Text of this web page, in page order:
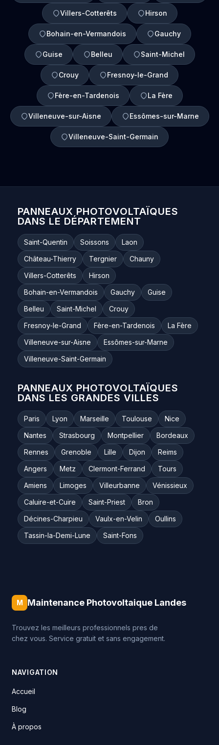
Villers-Cotterêts Hirson
Bohain-en-Vermandois Gauchy
Guise Belleu Saint-Michel
Crouy Fresnoy-le-Grand
Fère-en-Tardenois La Fère
Villeneuve-sur-Aisne Essômes-sur-Marne
Villeneuve-Saint-Germain
PANNEAUX PHOTOVOLTAÏQUES
DANS LE DÉPARTEMENT
Saint-Quentin Soissons
Laon
Château-Thierry
Tergnier
Chauny
Villers-Cotterêts
Hirson
Bohain-en-Vermandois
Gauchy
Guise
Belleu
Saint-Michel
Crouy
Fresnoy-le-Grand
Fère-en-Tardenois
La Fère
Villeneuve-sur-Aisne
Essômes-sur-Marne
Villeneuve-Saint-Germain
PANNEAUX PHOTOVOLTAÏQUES
DANS LES GRANDES VILLES
Paris Lyon Marseille Toulouse
Nice
Nantes
Strasbourg Montpellier
Bordeaux
Rennes
Grenoble Lille Dijon
Reims
Angers
Metz Clermont-Ferrand
Tours
Amiens
Limoges Villeurbanne
Vénissieux
Caluire-et-Cuire
Saint-Priest
Bron
Décines-Charpieu
Vaulx-en-Velin
Oullins
Tassin-la-Demi-Lune
Saint-Fons
M Maintenance Photovoltaique Landes
Trouvez les meilleurs professionnels pres de
chez vous. Service gratuit et sans engagement.
NAVIGATION
Accueil
Blog
À propos